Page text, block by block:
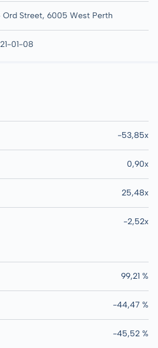
Ord Street, 6005 West Perth
01-08
-53,85x
0,90x
25,48x
-2,52x
99,21 %
-44,47 %
-45,52 %